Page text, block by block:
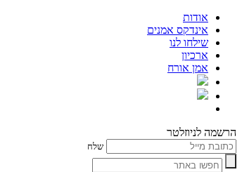
אודות
אינדקס אמנים
שילחו לנו
ארכיון
אמן אורח
הרשמה לניוזלטר
שלח